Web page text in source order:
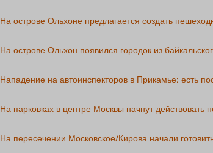
На острове Ольхоне предлагается создать
На острове Ольхон появился городок из
Нападение на автоинспекторов в Прикамье: есть
На парковках в центре Москвы начнут действовать
На пересечении Московское/Кирова начали